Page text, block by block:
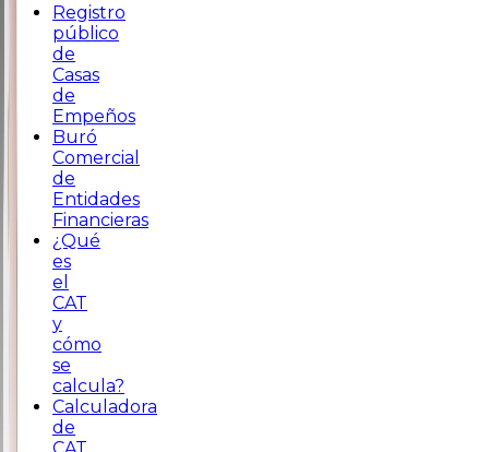
Registro
público
de
Casas
de
Empeños
Buró
Comercial
de
Entidades
Financieras
¿Qué
es
el
CAT
y
cómo
se
calcula?
Calculadora
de
CAT